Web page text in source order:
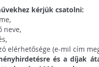
kérjük csatolni:
neve,
elérhetősége (e-mil cím
és a díjak